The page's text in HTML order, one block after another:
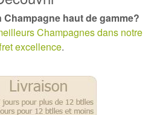
haut de gamme?
Champagnes dans notre
excellence.